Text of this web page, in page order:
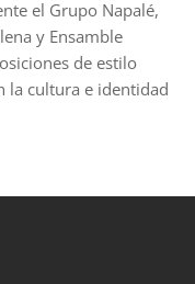
el Grupo Napalé,
y Ensamble
de estilo
la cultura e identidad